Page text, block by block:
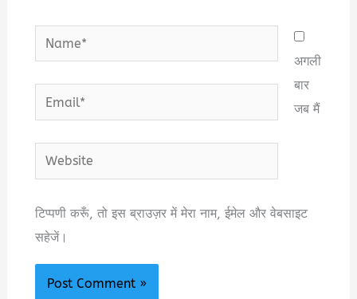
Name*
Email*
Website
अगली
बार
जब मैं
टिप्पणी करूँ, तो इस ब्राउज़र में मेरा नाम, ईमेल और वेबसाइट
सहेजें।